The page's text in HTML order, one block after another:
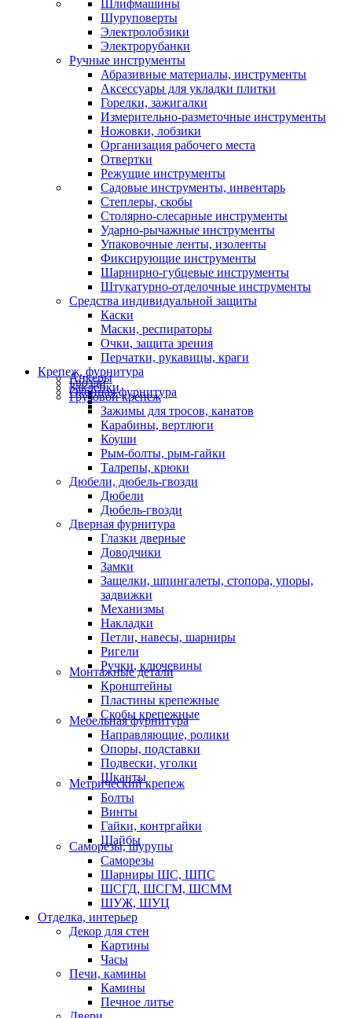
Шлифмашины
Шуруповерты
Электролобзики
Электрорубанки
Ручные инструменты
Абразивные материалы, инструменты
Аксессуары для укладки плитки
Горелки, зажигалки
Измерительно-разметочные инструменты
Ножовки, лобзики
Организация рабочего места
Отвертки
Режущие инструменты
Садовые инструменты, инвентарь
Степлеры, скобы
Столярно-слесарные инструменты
Ударно-рычажные инструменты
Упаковочные ленты, изоленты
Фиксирующие инструменты
Шарнирно-губцевые инструменты
Штукатурно-отделочные инструменты
Средства индивидуальной защиты
Каски
Маски, респираторы
Очки, защита зрения
Перчатки, рукавицы, краги
Крепеж, фурнитура
Анкеры
Гвозди
Заклепки
Оконная фурнитура
Грузовой крепеж
Зажимы для тросов, канатов
Карабины, вертлюги
Коуши
Рым-болты, рым-гайки
Талрепы, крюки
Дюбели, дюбель-гвозди
Дюбели
Дюбель-гвозди
Дверная фурнитура
Глазки дверные
Доводчики
Замки
Защелки, шпингалеты, стопора, упоры,
задвижки
Механизмы
Накладки
Петли, навесы, шарниры
Ригели
Ручки, ключевины
Монтажные детали
Кронштейны
Пластины крепежные
Скобы крепежные
Мебельная фурнитура
Направляющие, ролики
Опоры, подставки
Подвески, уголки
Шканты
Метрический крепеж
Болты
Винты
Гайки, контргайки
Шайбы
Саморезы, шурупы
Саморезы
Шарниры ШС, ШПС
ШСГД, ШСГМ, ШСММ
ШУЖ, ШУЦ
Отделка, интерьер
Декор для стен
Картины
Часы
Печи, камины
Камины
Печное литье